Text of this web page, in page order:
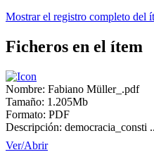
Mostrar el registro completo del
Ficheros en el ítem
Nombre: Fabiano Müller_.pdf
Tamaño: 1.205Mb
Formato: PDF
Descripción: democracia_consti
Ver/Abrir